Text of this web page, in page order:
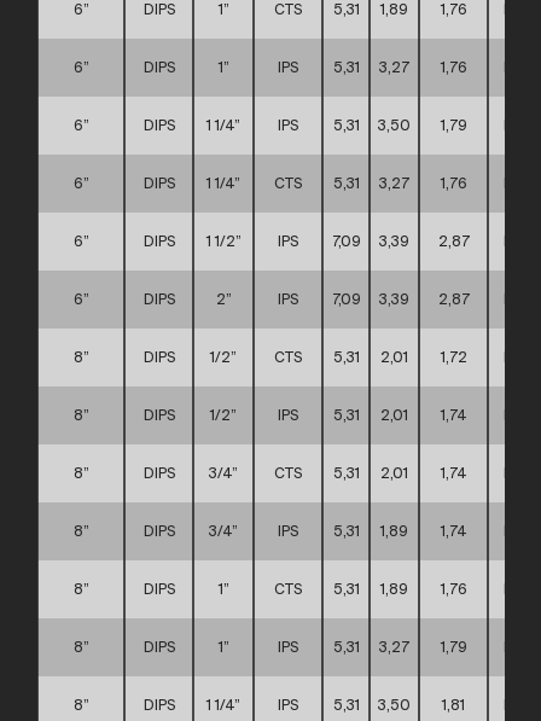
6” DIPS 1” CTS 5,31 1,89 1,76
6” DIPS 1” IPS 5,31 3,27 1,76
6” DIPS 1 1/4” IPS 5,31 3,50 1,79
6” DIPS 1 1/4” CTS 5,31 3,27 1,76
6” DIPS 1 1/2” IPS 7,09 3,39 2,87
6” DIPS 2” IPS 7,09 3,39 2,87
8” DIPS 1/2” CTS 5,31 2,01 1,72
8” DIPS 1/2” IPS 5,31 2,01 1,74
8” DIPS 3/4” CTS 5,31 2,01 1,74
8” DIPS 3/4” IPS 5,31 1,89 1,74
8” DIPS 1” CTS 5,31 1,89 1,76
8” DIPS 1” IPS 5,31 3,27 1,79
8” DIPS 1 1/4” IPS 5,31 3,50 1,81